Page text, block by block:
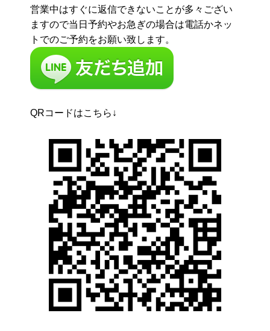
営業中はすぐに返信できないことが多々ござい
ますので当日予約やお急ぎの場合は電話かネッ
トでのご予約をお願い致します。
QRコードはこちら↓